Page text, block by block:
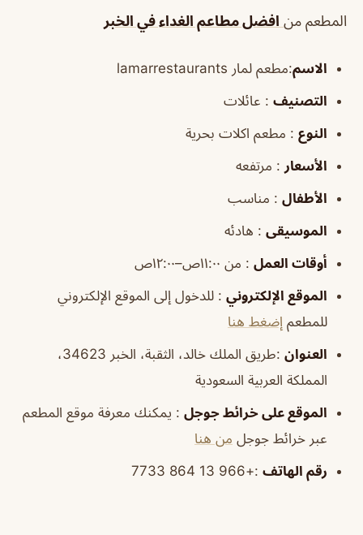
المطعم من افضل مطاعم الغداء في الخبر
الاسم:مطعم لمار lamarrestaurants
التصنيف : عائلات
النوع : مطعم اكلات بحرية
الأسعار : مرتفعه
الأطفال : مناسب
الموسيقى : هادئه
أوقات العمل : من ١١:٠٠ص–١٢:٠٠ص
الموقع الإلكتروني : للدخول إلى الموقع الإلكتروني
للمطعم إضغط هنا
العنوان
:طريق الملك خالد، الثقبة، الخبر 34623،
المملكة العربية السعودية
الموقع على خرائط جوجل : يمكنك معرفة موقع المطعم
عبر خرائط جوجل من هنا
رقم الهاتف :+966 13 864 7733